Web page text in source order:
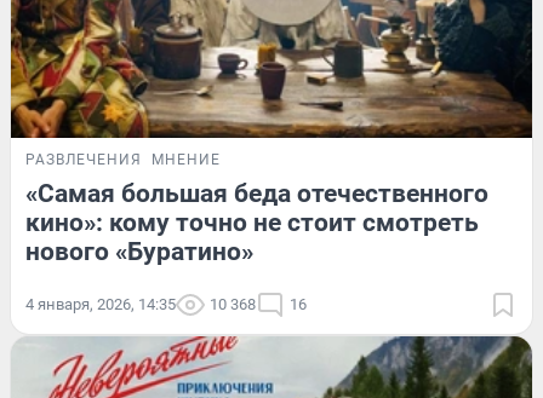
РАЗВЛЕЧЕНИЯ МНЕНИЕ
«Самая большая беда отечественного
кино»: кому точно не стоит смотреть
нового «Буратино»
4 января, 2026, 14:35 10 368 16